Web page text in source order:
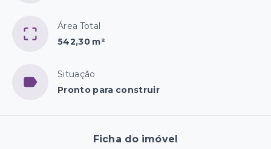
Área Total
542,30 m²
Situação
Pronto para construir
Ficha do imóvel